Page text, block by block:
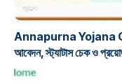
প্রকল্প
Annapurna Yojana
আবেদন, স্ট্যাটাস চেক ও